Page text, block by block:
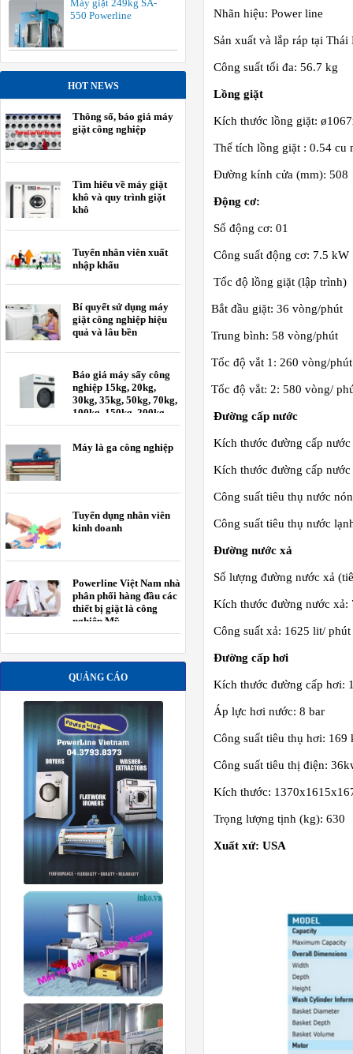
Máy giặt 249kg SA-
550 Powerline
HOT NEWS
Thông số, báo giá máy
giặt công nghiệp
Tìm hiểu về máy giặt
khô và quy trình giặt
khô
Tuyển nhân viên xuất
nhập khẩu
Bí quyết sử dụng máy
giặt công nghiệp hiệu
quả và lâu bền
Báo giá máy sấy công
nghiệp 15kg, 20kg,
30kg, 35kg, 50kg, 70kg,
100kg, 150kg, 200kg
Máy là ga công nghiệp
Tuyển dụng nhân viên
kinh doanh
Powerline Việt Nam nhà
phân phối hàng đầu các
thiết bị giặt là công
nghiệp Mỹ.
QUẢNG CÁO
Nhãn hiệu: Power line
Sản xuất và lắp ráp tại Thái
Công suất tối đa: 56.7 kg
Lồng giặt
Kích thước lồng giặt:
Thể tích lồng giặt : 0.54 cu
Đường kính cửa (mm): 508
Động cơ:
Số động cơ: 01
Công suất động cơ: 7.5 kW
Tốc độ lồng giặt (lập trình)
Bắt đầu giặt: 36 vòng/phút
Trung bình: 58 vòng/phút
Tốc độ vắt 1: 260 vòng/phút
Tốc độ vắt: 2: 580 vòng/
Đường cấp nước
Kích thước đường cấp nước
Kích thước đường cấp nước
Công suất tiêu thụ nước
Công suất tiêu thụ nước
Đường nước xả
Số lượng đường nước xả
Kích thước đường nước xả:
Công suất xả: 1625 lit/ phút
Đường cấp hơi
Kích thước đường cấp hơi:
Áp lực hơi nước: 8 bar
Công suất tiêu thụ hơi: 169
Công suất tiêu thị điện:
Kích thước:
Trọng lượng tịnh (kg): 630
Xuất xứ: USA